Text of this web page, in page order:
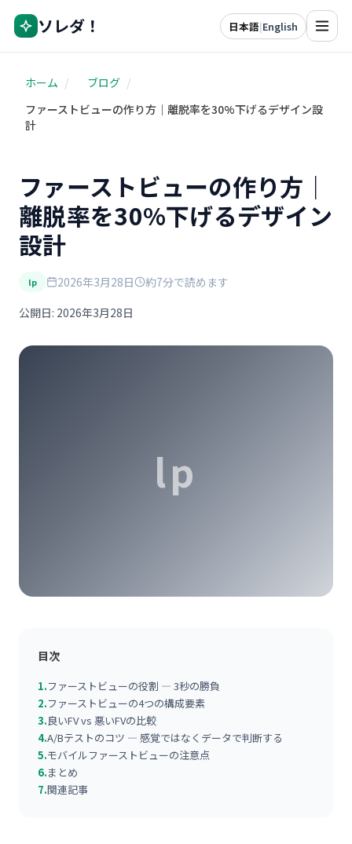
ソレダ！ 日本語|English
ホーム / ブログ /
ファーストビューの作り方｜離脱率を30%下げるデザイン設
計
ファーストビューの作り方｜
離脱率を30%下げるデザイン
設計
lp 2026年3月28日
約7分で読めます
公開日: 2026年3月28日
lp
目次
1.ファーストビューの役割 — 3秒の勝負
2.ファーストビューの4つの構成要素
3.良いFV vs 悪いFVの比較
4.A/Bテストのコツ — 感覚ではなくデータで判断する
5.モバイルファーストビューの注意点
6.まとめ
7.関連記事